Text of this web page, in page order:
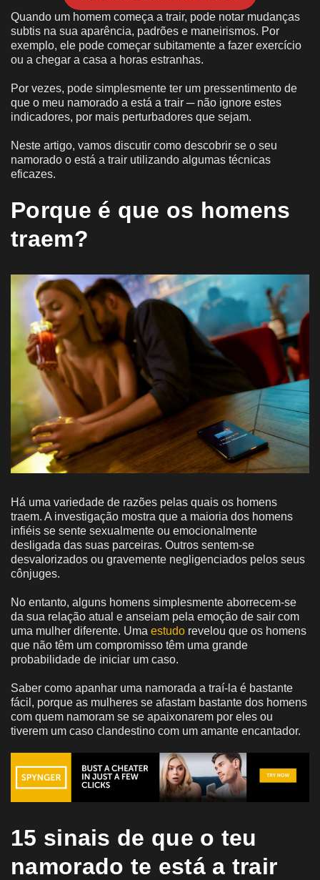
Quando um homem começa a trair, pode notar mudanças
subtis na sua aparência, padrões e maneirismos. Por
exemplo, ele pode começar subitamente a fazer exercício
ou a chegar a casa a horas estranhas.
Por vezes, pode simplesmente ter um pressentimento de
que o meu namorado a está a trair ─ não ignore estes
indicadores, por mais perturbadores que sejam.
Neste artigo, vamos discutir como descobrir se o seu
namorado o está a trair utilizando algumas técnicas
eficazes.
Porque é que os homens
traem?
Há uma variedade de razões pelas quais os homens
traem. A investigação mostra que a maioria dos homens
infiéis se sente sexualmente ou emocionalmente
desligada das suas parceiras. Outros sentem-se
desvalorizados ou gravemente negligenciados pelos seus
cônjuges.
No entanto, alguns homens simplesmente aborrecem-se
da sua relação atual e anseiam pela emoção de sair com
uma mulher diferente. Uma estudo revelou que os homens
que não têm um compromisso têm uma grande
probabilidade de iniciar um caso.
Saber como apanhar uma namorada a traí-la é bastante
fácil, porque as mulheres se afastam bastante dos homens
com quem namoram se se apaixonarem por eles ou
tiverem um caso clandestino com um amante encantador.
15 sinais de que o teu
namorado te está a trair